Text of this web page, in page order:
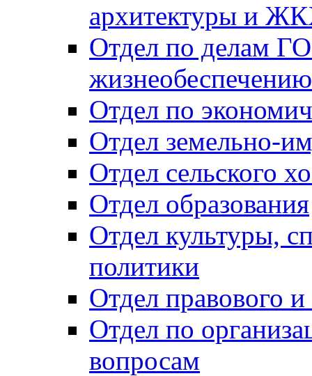
архитектуры и
Отдел по делам
Отдел по
Отдел земельно-
Отдел сельского
Отдел образования
Отдел культуры,
политики
Отдел правового
Отдел по
вопросам